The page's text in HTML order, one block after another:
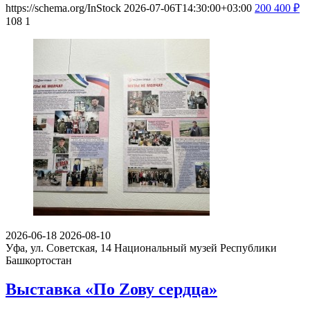
https://schema.org/InStock 2026-07-06T14:30:00+03:00 200 400 ₽
108 1
2026-06-18 2026-08-10
Уфа, ул. Советская, 14 Национальный музей Республики
Башкортостан
Выставка «По Zову сердца»